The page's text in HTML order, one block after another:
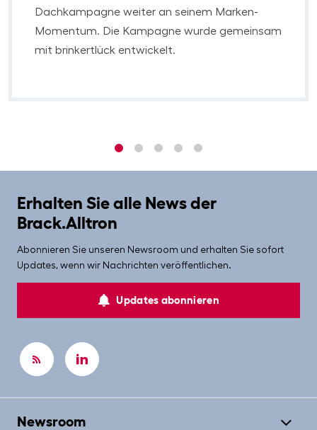
Dachkampagne weiter an seinem Marken-
Momentum. Die Kampagne wurde gemeinsam
mit brinkertlück entwickelt.
Erhalten Sie alle News der
Brack.Alltron
Abonnieren Sie unseren Newsroom und erhalten Sie sofort
Updates, wenn wir Nachrichten veröffentlichen.
Updates abonnieren
Newsroom